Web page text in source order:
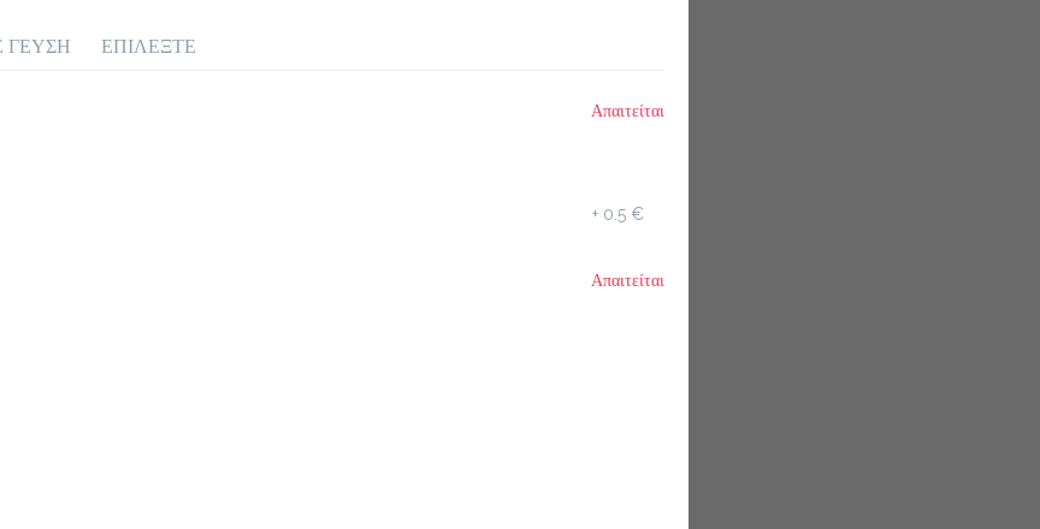
ΓΕΥΣΗ ΕΠΙΛΕΞΤΕ
Απαιτείται
+0.5 €
Απαιτείται